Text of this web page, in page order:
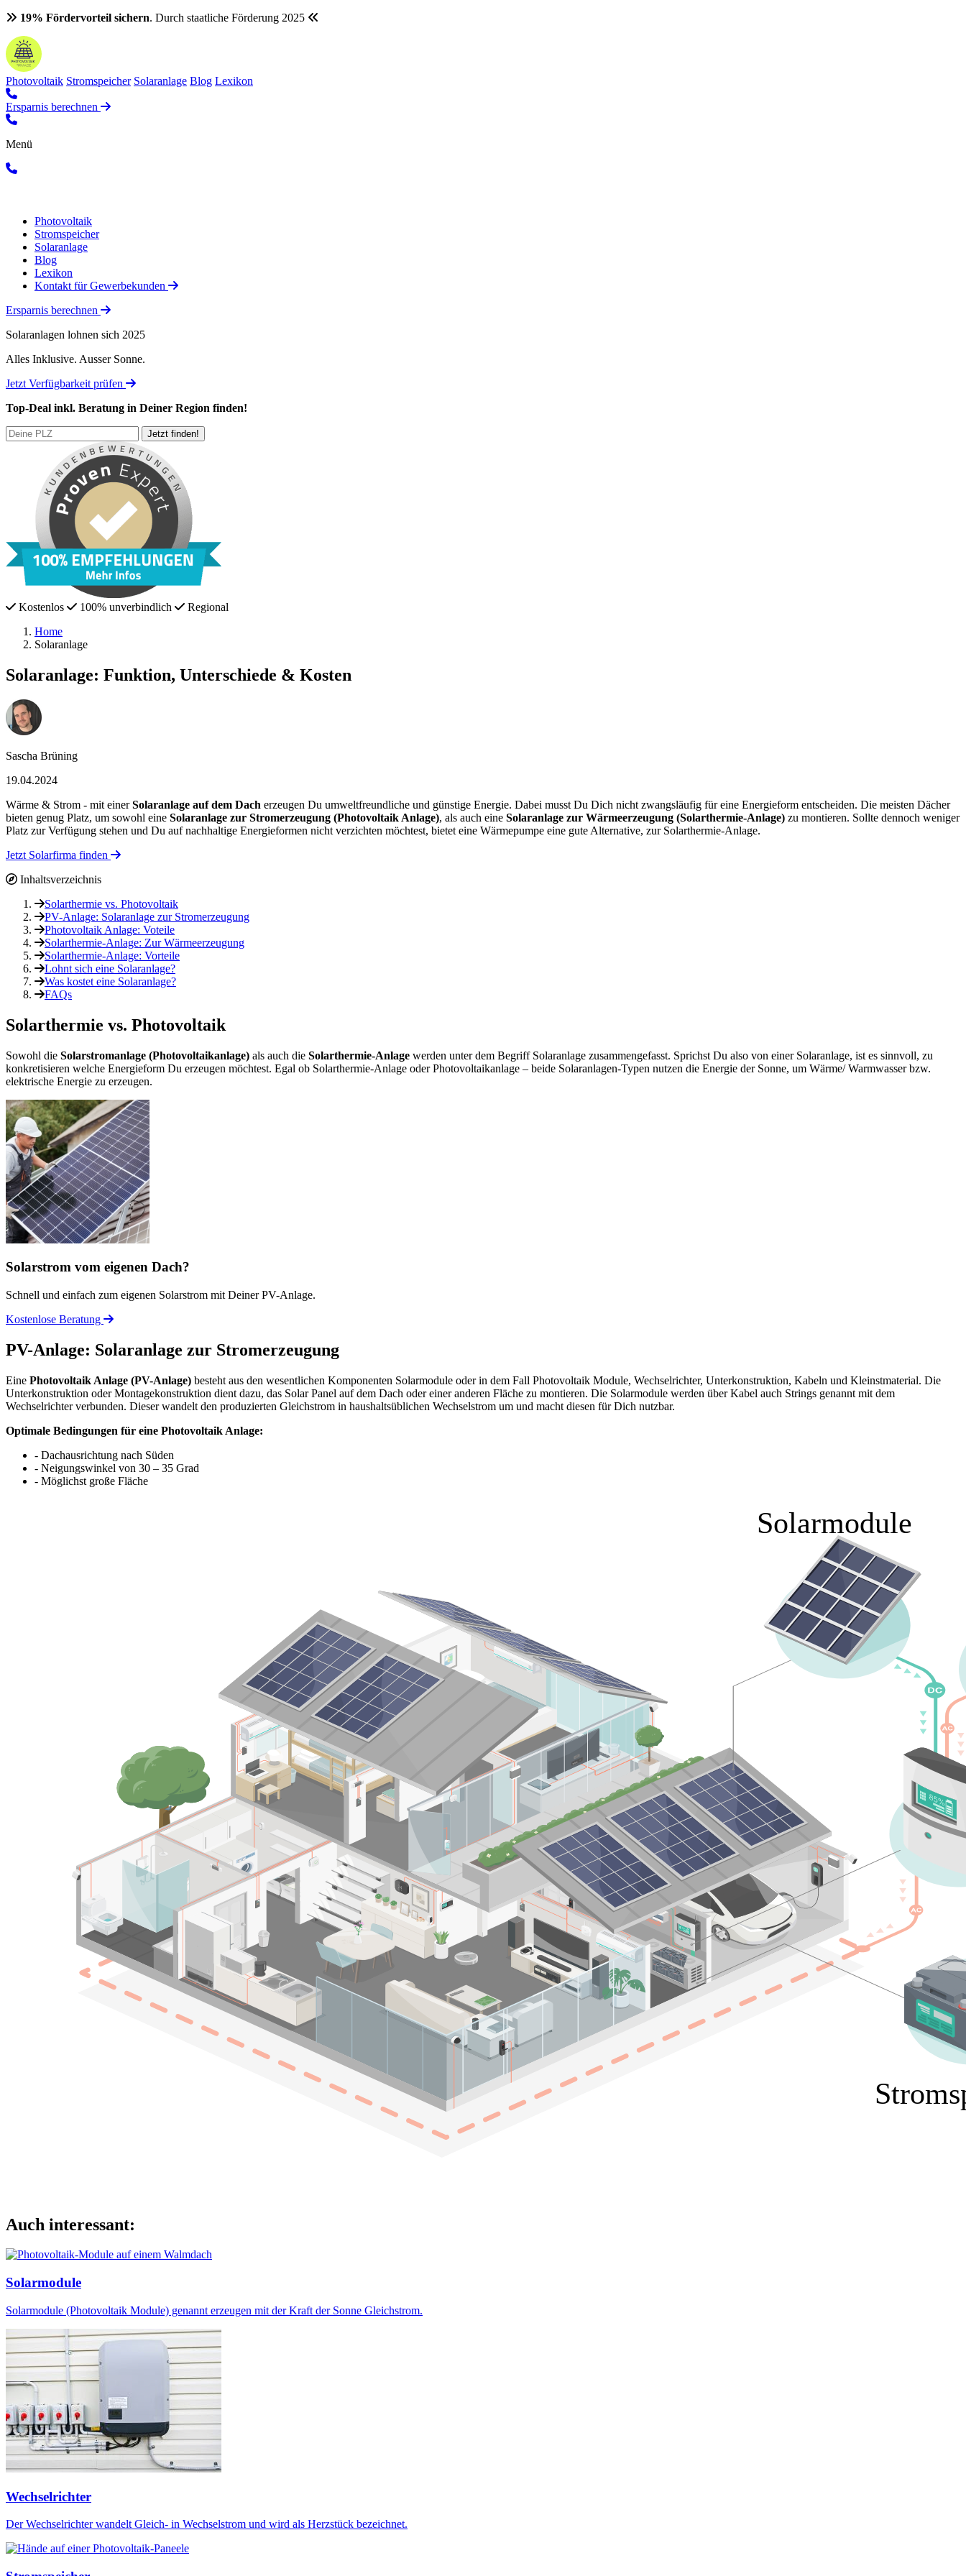
19% Fördervorteil sichern. Durch staatliche Förderung 2025
Photovoltaik Stromspeicher Solaranlage Blog Lexikon
Ersparnis berechnen
Menü
Photovoltaik
Stromspeicher
Solaranlage
Blog
Lexikon
Kontakt für Gewerbekunden
Ersparnis berechnen
Solaranlagen lohnen sich 2025
Alles Inklusive. Ausser Sonne.
Jetzt Verfügbarkeit prüfen
Top-Deal inkl. Beratung in Deiner Region finden!
Kostenlos 100% unverbindlich
Regional
Home
Solaranlage
Solaranlage: Funktion, Unterschiede & Kosten
Sascha Brüning
19.04.2024
Wärme & Strom - mit einerSolaranlage auf dem Dach erzeugen Du umweltfreundliche und günstige Energie. Dabei musst Du Dich nicht zwangsläufig für eine Energieform entscheiden. Die meisten Dächer
bieten genug Platz, um sowohl eine Solaranlage zur Stromerzeugung (Photovoltaik Anlage), als auch eine Solaranlage zur Wärmeerzeugung (Solarthermie-Anlage) zu montieren. Sollte dennoch weniger
Platz zur Verfügung stehen und Du auf nachhaltige Energieformen nicht verzichten möchtest, bietet eine Wärmepumpe eine gute Alternative, zur Solarthermie-Anlage.
Jetzt Solarfirma finden
Inhaltsverzeichnis
Solarthermie vs. Photovoltaik
PV-Anlage: Solaranlage zur Stromerzeugung
Photovoltaik Anlage: Voteile
Solarthermie-Anlage: Zur Wärmeerzeugung
Solarthermie-Anlage: Vorteile
Lohnt sich eine Solaranlage?
Was kostet eine Solaranlage?
FAQs
Solarthermie vs. Photovoltaik
Sowohl die Solarstromanlage (Photovoltaikanlage) als auch die Solarthermie-Anlage werden unter dem Begriff Solaranlage zusammengefasst. Sprichst Du also von einer Solaranlage, ist es sinnvoll, zu
konkretisieren welche Energieform Du erzeugen möchtest. Egal ob Solarthermie-Anlage oder Photovoltaikanlage – beide Solaranlagen-Typen nutzen die Energie der Sonne, um Wärme/ Warmwasser bzw.
elektrische Energie zu erzeugen.
Solarstrom vom eigenen Dach?
Schnell und einfach zum eigenen Solarstrom mit Deiner PV-Anlage.
Kostenlose Beratung
PV-Anlage: Solaranlage zur Stromerzeugung
Eine Photovoltaik Anlage (PV-Anlage) besteht aus den wesentlichen Komponenten Solarmodule oder in dem Fall Photovoltaik Module, Wechselrichter, Unterkonstruktion, Kabeln und Kleinstmaterial. Die
Unterkonstruktion oder Montagekonstruktion dient dazu, das Solar Panel auf dem Dach oder einer anderen Fläche zu montieren. Die Solarmodule werden über Kabel auch Strings genannt mit dem
Wechselrichter verbunden. Dieser wandelt den produzierten Gleichstrom in haushaltsüblichen Wechselstrom um und macht diesen für Dich nutzbar.
Optimale Bedingungen für eine Photovoltaik Anlage:
- Dachausrichtung nach Süden
- Neigungswinkel von 30 – 35 Grad
- Möglichst große Fläche
Auch interessant:
Solarmodule
Solarmodule (Photovoltaik Module) genannt erzeugen mit der Kraft der Sonne Gleichstrom.
Wechselrichter
Der Wechselrichter wandelt Gleich- in Wechselstrom und wird als Herzstück bezeichnet.